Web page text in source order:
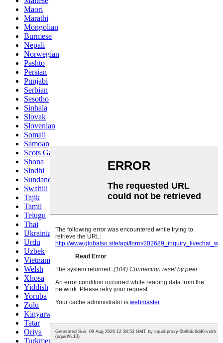
Maori
Marathi
Mongolian
Burmese
Nepali
Norwegian
Pashto
Persian
Punjabi
Serbian
Sesotho
Sinhala
Slovak
Slovenian
Somali
Samoan
Scots Gaelic
Shona
Sindhi
Sundanese
Swahili
Tajik
Tamil
Telugu
Thai
Ukrainian
Urdu
Uzbek
Vietnamese
Welsh
Xhosa
Yiddish
Yoruba
Zulu
Kinyarwanda
Tatar
Oriya
Turkmen